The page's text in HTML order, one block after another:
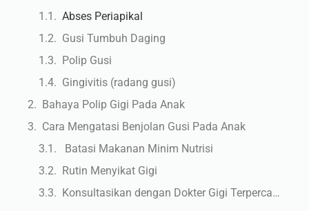
Abses Periapikal
Gusi Tumbuh Daging
Polip Gusi
Gingivitis (radang gusi)
Bahaya Polip Gigi Pada Anak
Cara Mengatasi Benjolan Gusi Pada Anak
Batasi Makanan Minim Nutrisi
Rutin Menyikat Gigi
Konsultasikan dengan Dokter Gigi Terpercaya